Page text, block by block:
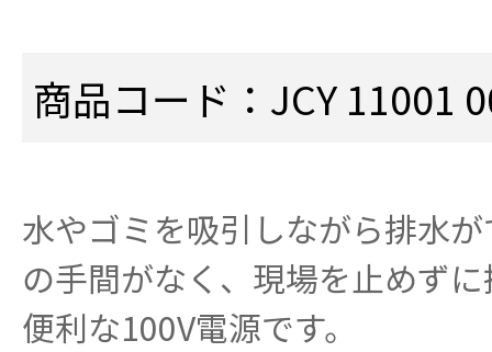
商品コード：JCY 11001
水やゴミを吸引しながら排水
の手間がなく、現場を止めず
便利な100V電源です。